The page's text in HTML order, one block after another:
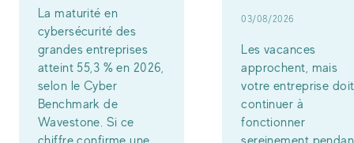
La maturité en
cybersécurité des
grandes entreprises
atteint 55,3 % en 2026,
selon le Cyber
Benchmark de
Wavestone. Si ce
03/08/2026
Les vacances
approchent, mais
votre entreprise doit
continuer à
fonctionner